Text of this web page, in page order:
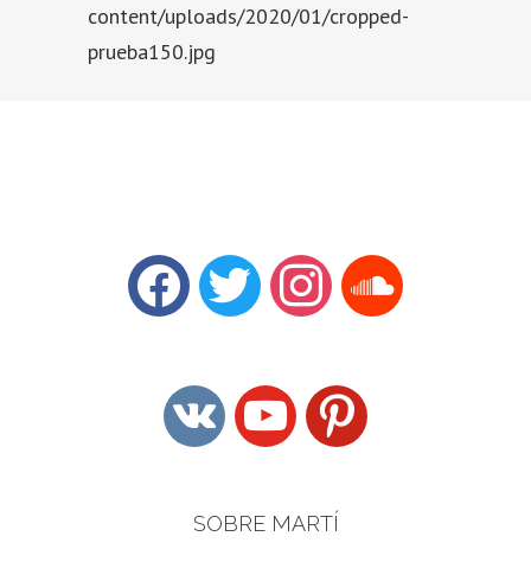
content/uploads/2020/01/cropped-
prueba150.jpg
facebooktwitter instagramsoundcloud
vkontakteyoutubepinterest
SOBRE MARTÍ